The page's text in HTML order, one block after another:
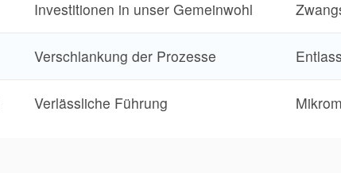
Investitionen in unser Gemeinwohl
Verschlankung der Prozesse
Verlässliche Führung